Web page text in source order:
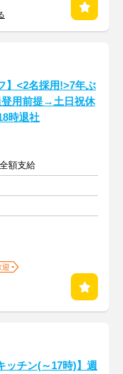
】<2名採用!>7年ぶ
登用前提→土日祝休
時退社
額支給
迎
ッチン(～17時)】週